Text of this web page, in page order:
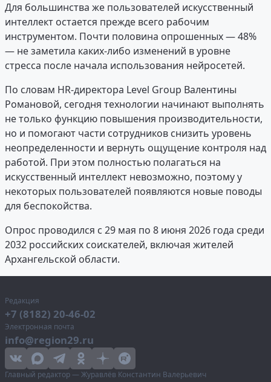
Для большинства же пользователей искусственный
интеллект остается прежде всего рабочим
инструментом. Почти половина опрошенных — 48%
— не заметила каких-либо изменений в уровне
стресса после начала использования нейросетей.
По словам HR-директора Level Group Валентины
Романовой, сегодня технологии начинают выполнять
не только функцию повышения производительности,
но и помогают части сотрудников снизить уровень
неопределенности и вернуть ощущение контроля над
работой. При этом полностью полагаться на
искусственный интеллект невозможно, поэтому у
некоторых пользователей появляются новые поводы
для беспокойства.
Опрос проводился с 29 мая по 8 июня 2026 года среди
2032 российских соискателей, включая жителей
Архангельской области.
Редакция
+7 (8182) 20-46-02
Электронная почта
info@region29.ru
Главный редактор — Журавлёв Константин Валерьевич